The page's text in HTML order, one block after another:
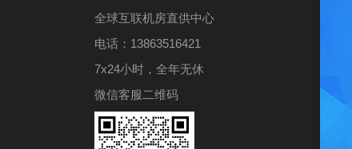
全球互联机房直供中心
电话：13863516421
7x24小时，全年无休
微信客服二维码